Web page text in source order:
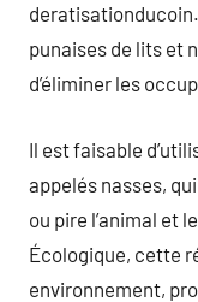
punaises de lits et
d’éliminer les
Il est faisable
appelés nasses,
ou pire l’animal et
Écologique, cette
environnement,